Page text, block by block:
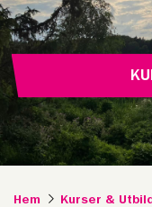
Hem Kurser &